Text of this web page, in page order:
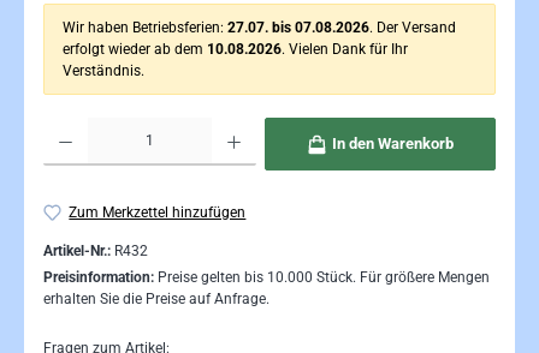
Wir haben Betriebsferien: 27.07. bis 07.08.2026. Der Versand
erfolgt wieder ab dem 10.08.2026. Vielen Dank für Ihr
Verständnis.
In den Warenkorb
Zum Merkzettel hinzufügen
Artikel-Nr.: R432
Preisinformation: Preise gelten bis 10.000 Stück. Für größere Mengen
erhalten Sie die Preise auf Anfrage.
Fragen zum Artikel: